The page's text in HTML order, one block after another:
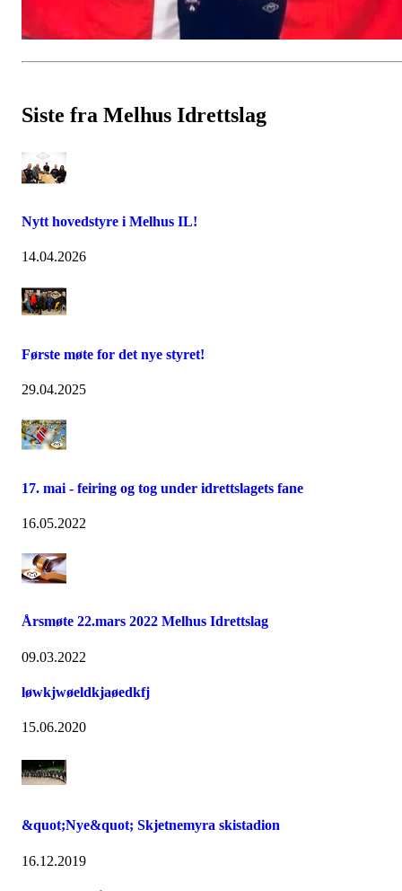
Siste fra Melhus Idrettslag
Nytt hovedstyre i Melhus IL!
14.04.2026
Første møte for det nye styret!
29.04.2025
17. mai - feiring og tog under idrettslagets fane
16.05.2022
Årsmøte 22.mars 2022 Melhus Idrettslag
09.03.2022
løwkjwøeldkjaøedkfj
15.06.2020
&quot;Nye&quot; Skjetnemyra skistadion
16.12.2019